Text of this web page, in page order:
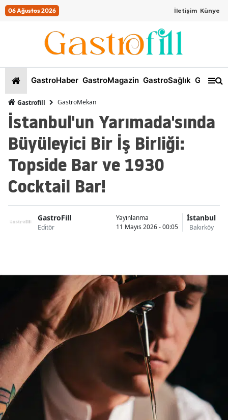
06 Ağustos 2026 İletişim Künye
GastroHaber GastroMagazin GastroSağlık
Gastrofill GastroMekan
İstanbul'un Yarımada'sında
Büyüleyici Bir İş Birliği:
Topside Bar ve 1930
Cocktail Bar!
GastroFill
Editör
Yayınlanma
11 Mayıs 2026 - 00:05
İstanbul
Bakırköy